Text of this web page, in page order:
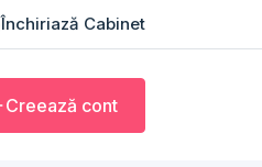
Închiriază Cabinet
Creează cont